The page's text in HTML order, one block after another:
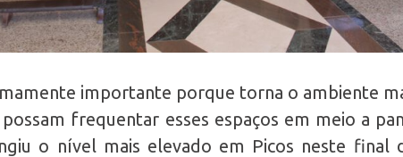
importante porque torna o ambiente
possam frequentar esses espaços em meio a
o nível mais elevado em Picos neste final